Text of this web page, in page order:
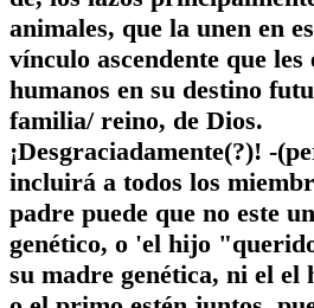
animales, que la unen en
vínculo ascendente que les
humanos en su destino
familia/ reino, de Dios.
¡Desgraciadamente(?)! -
incluirá a todos los
padre puede que no este
genético, o 'el hijo
su madre genética, ni el el